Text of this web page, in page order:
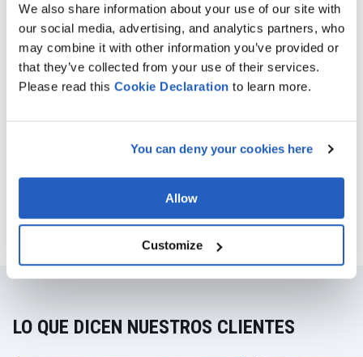
We also share information about your use of our site with
our social media, advertising, and analytics partners, who
may combine it with other information you’ve provided or
that they’ve collected from your use of their services.
Please read this Cookie Declaration to learn more.
You can deny your cookies here
Allow
Customize
Sincronización de ServiceNow y SAP
mediante la plataforma de gestión de datos
de LeverX
Los sistemas desconectados suponían trabajo
duplicado e informes poco fiables. Con la plataforma
puente de datos limpio y automatizado hacia SAP.
ahora los informes se elaboran en
conciliación.
LO QUE DICEN NUESTROS CLIENTES